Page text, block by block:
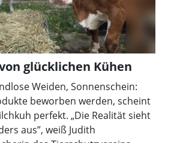
glücklichen Kühen
Weiden, Sonnenschein:
beworben werden, scheint
perfekt. „Die Realität sieht
aus”, weiß Judith